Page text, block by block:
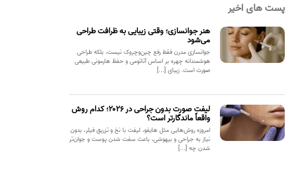
پست های اخیر
هنر جوانسازی؛ وقتی زیبایی به ظرافت طراحی
می‌شود
جوانسازی مدرن فقط رفع چین‌وچروک نیست، بلکه طراحی
هوشمندانه چهره بر اساس آناتومی و حفظ هارمونی طبیعی
صورت است. زیبای [...]
لیفت صورت بدون جراحی در ۲۰۲۶؛ کدام روش
واقعاً ماندگارتر است؟
امروزه روش‌هایی مثل هایفو، لیفت با نخ و تزریق فیلر، بدون
نیاز به جراحی و بیهوشی، باعث سفت شدن پوست و جوان‌تر
شدن چه [...]